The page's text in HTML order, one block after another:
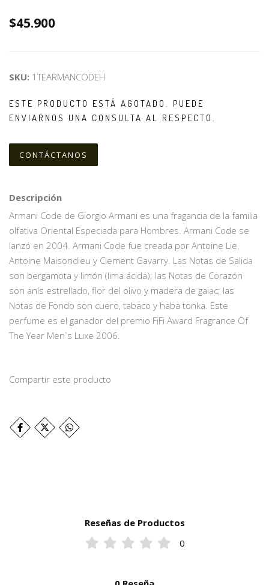
$45.900
SKU: 1TEARMANCODEH
ESTE PRODUCTO ESTÁ AGOTADO. PUEDE
ENVIARNOS UNA CONSULTA AL RESPECTO.
CONTÁCTANOS
Descripción
Armani Code de Giorgio Armani es una fragancia de la familia
olfativa Oriental Especiada para Hombres. Armani Code se
lanzó en 2004. Armani Code fue creada por Antoine Lie,
Antoine Maisondieu y Clement Gavarry. Las Notas de Salida
son bergamota y limón (lima ácida); las Notas de Corazón
son anís estrellado, flor del olivo y madera de gaiac; las
Notas de Fondo son cuero, tabaco y haba tonka. Este
perfume es el ganador del premio FiFi Award Fragrance Of
The Year Men`s Luxe 2006.
Compartir este producto
Reseñas de Productos
0